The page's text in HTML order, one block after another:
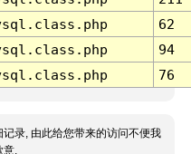
62
94
76
录, 由此给您带来的访问不便我
意.